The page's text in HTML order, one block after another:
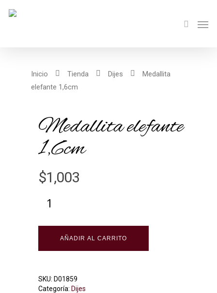
Inicio Tienda Dijes
Medallita
elefante 1,6cm
Medallita elefante
1,6cm
$1,003
AÑADIR AL CARRITO
SKU: D01859
Categoría: Dijes